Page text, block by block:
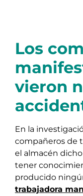
Los
vieron
En la
compañeros de
el almacén
tener
producido
trabajadora